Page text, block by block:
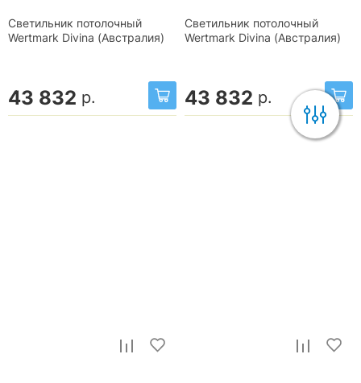
Светильник потолочный
Wertmark Divina (Австралия)
43 832 р.
Светильник потолочный
Wertmark Divina (Австралия)
43 832 р.